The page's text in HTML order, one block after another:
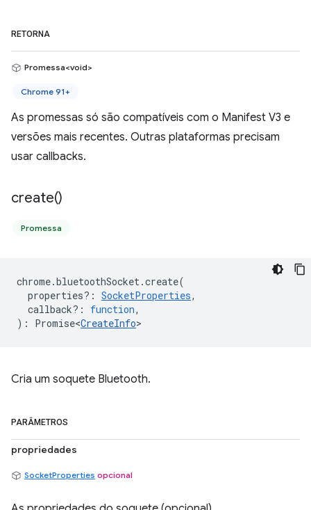
RETORNA
Promessa<void>
Chrome 91+
As promessas só são compatíveis com o Manifest V3 e
versões mais recentes. Outras plataformas precisam
usar callbacks.
create()
Promessa
chrome.bluetoothSocket.create(
properties? : SocketProperties,
callback? : function,
) : Promise<CreateInfo>
Cria um soquete Bluetooth.
PARÂMETROS
propriedades
SocketProperties opcional